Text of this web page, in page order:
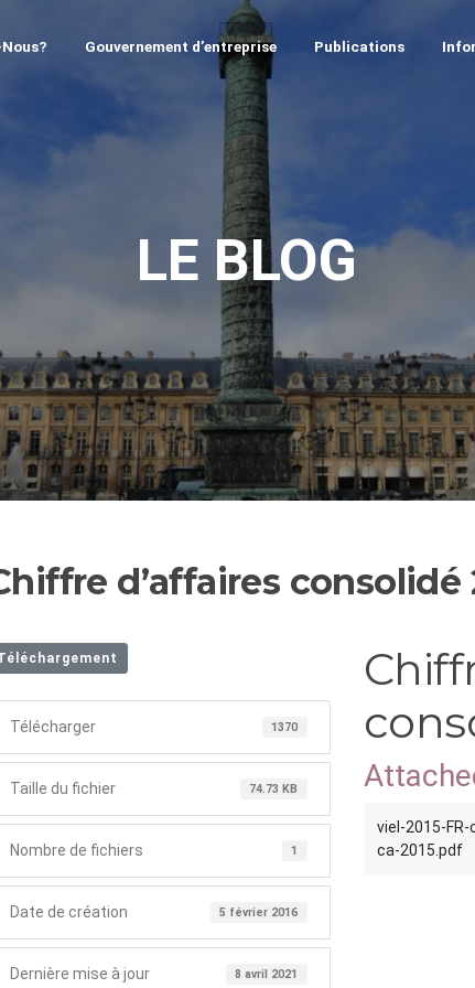
Gouvernement d’entreprise Publications
LE BLOG
d’affaires consolidé
Télécharger 1370
Taille du fichier 74.73 KB
Nombre de fichiers 1
Date de création 5 février 2016
Dernière mise à jour 8 avril 2021
viel-2015-
ca-2015.pdf